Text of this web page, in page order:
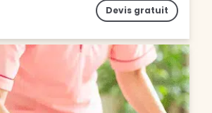
Devis gratuit